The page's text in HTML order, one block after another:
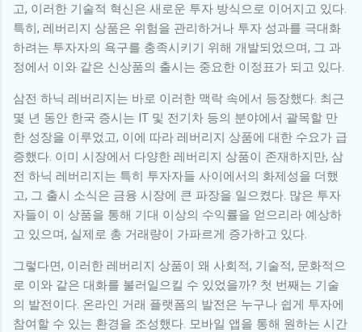
고, 이러한 기술적 혁신은 새로운 투자 방식으로 이어지고 있다.
특히, 레버리지 상품은 위험을 관리하거나 투자 성과를 극대화
하려는 투자자의 욕구를 충족시키기 위해 개발되었으며, 그 과
정에서 이와 같은 신상품의 출시는 중요한 이정표가 되고 있다.
삼전 하닉 레버리지는 바로 이러한 맥락 속에서 등장했다. 최근
몇 년 동안 한국 증시는 IT 및 전기차 등의 분야에서 괄목할 만
한 성장을 이루었고, 이에 따라 레버리지 상품에 대한 수요가 급
증했다. 이미 시장에서 다양한 레버리지 상품이 존재하지만, 삼
전 하닉 레버리지는 특히 투자자들 사이에서의 화제성을 더했
고, 그 출시 소식은 금융 시장에 큰 파장을 일으켰다. 많은 투자
자들이 이 상품을 통해 기대 이상의 수익률을 얻으리라 예상하
고 있으며, 실제로 총 거래량이 가파르게 증가하고 있다.
그렇다면, 이러한 레버리지 상품이 왜 사회적, 기술적, 문화적으
로 이와 같은 대화를 불러일으킬 수 있었을까? 첫 번째는 기술
의 발전이다. 온라인 거래 플랫폼의 발전은 누구나 쉽게 투자에
참여할 수 있는 환경을 조성했다. 모바일 앱을 통해 원하는 시간